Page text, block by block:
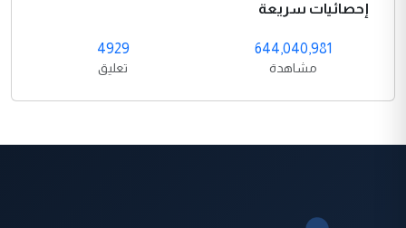
إحصائيات سريعة
644,040,981
مشاهدة
4929
تعليق